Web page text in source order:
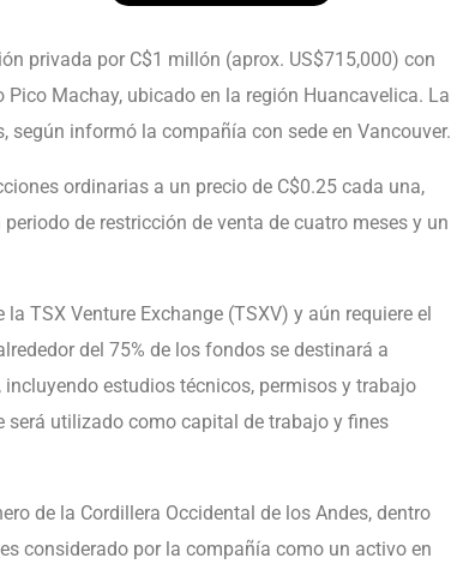
privada por C$1 millón (aprox. US$715,000) con
Machay, ubicado en la región Huancavelica. La
informó la compañía con sede en Vancouver.
ordinarias a un precio de C$0.25 cada una,
de restricción de venta de cuatro meses y un
TSX Venture Exchange (TSXV) y aún requiere el
del 75% de los fondos se destinará a
estudios técnicos, permisos y trabajo
será utilizado como capital de trabajo y fines
de la Cordillera Occidental de los Andes, dentro
considerado por la compañía como un activo en